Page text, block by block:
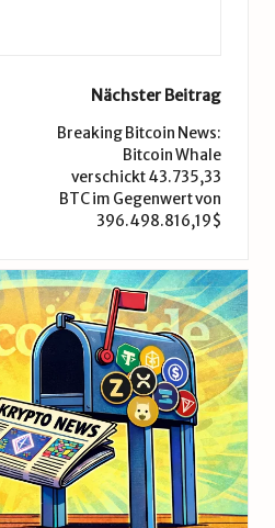
Nächster Beitrag
Breaking Bitcoin News:
Bitcoin Whale
verschickt 43.735,33
BTC im Gegenwert von
396.498.816,19$